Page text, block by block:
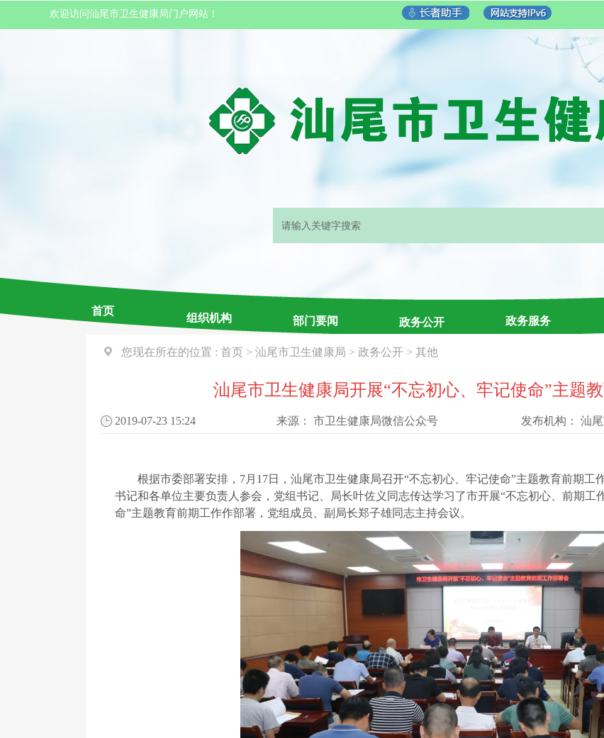
欢迎访问汕尾市卫生健康局门户网站！
首页
组织机构 部门要闻 政务公开 政务服务
您现在所在的位置 : 首页 > 汕尾市卫生健康局 > 政务公开 > 其他
汕尾市卫生健康局开展“不忘初心、牢记使命”主题
2019-07-23 15:24 来源： 市卫生健康局微信公众号 发布机构： 汕
根据市委部署安排， 7月17日，汕尾市卫生健康局召开“不忘初心、牢记使命”主题教育前期
书记和各单位主要负责人参会，党组书记、局长叶佐义同志传达学习了市开展“不忘初心、前期工
命”主题教育前期工作作部署，党组成员、副局长郑子雄同志主持会议。